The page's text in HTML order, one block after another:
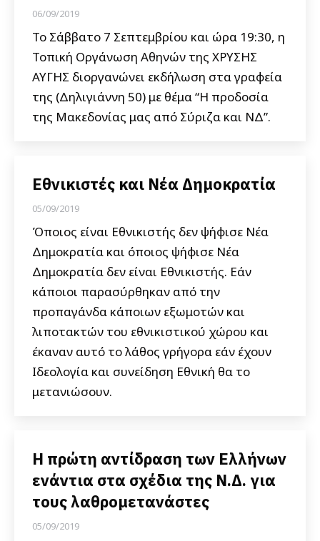
06/09/2019
To Σάββατο 7 Σεπτεμβρίου και ώρα 19:30, η
Τοπική Οργάνωση Αθηνών της ΧΡΥΣΗΣ
ΑΥΓΗΣ διοργανώνει εκδήλωση στα γραφεία
της (Δηλιγιάννη 50) με θέμα “Η προδοσία
της Μακεδονίας μας από Σύριζα και ΝΔ”.
Εθνικιστές και Νέα Δημοκρατία
05/09/2019
Όποιος είναι Εθνικιστής δεν ψήφισε Νέα
Δημοκρατία και όποιος ψήφισε Νέα
Δημοκρατία δεν είναι Εθνικιστής. Εάν
κάποιοι παρασύρθηκαν από την
προπαγάνδα κάποιων εξωμοτών και
λιποτακτών του εθνικιστικού χώρου και
έκαναν αυτό το λάθος γρήγορα εάν έχουν
Ιδεολογία και συνείδηση Εθνική θα το
μετανιώσουν.
Η πρώτη αντίδραση των Ελλήνων
ενάντια στα σχέδια της Ν.Δ. για
τους λαθρομετανάστες
05/09/2019